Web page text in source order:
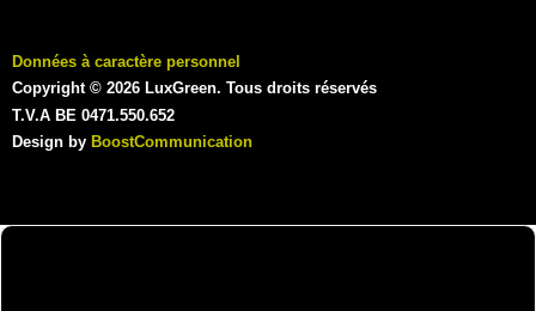
Données à caractère personnel
Copyright © 2026 LuxGreen. Tous droits réservés
T.V.A BE 0471.550.652
Design by BoostCommunication